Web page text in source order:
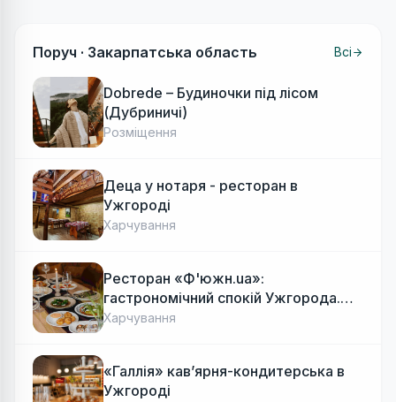
Поруч · Закарпатська область Всі
Dobrede – Будиночки під лісом
(Дубриничі)
Розміщення
Деца у нотаря - ресторан в
Ужгороді
Харчування
Ресторан «Ф'южн.ua»:
гастрономічний спокій Ужгорода.
Авторська локальна кухня, затишок
Харчування
«Галлія» кав’ярня-кондитерська в
Ужгороді